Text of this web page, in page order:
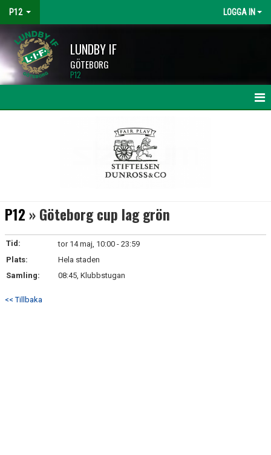
P12 LOGGA IN
LUNDBY IF
GÖTEBORG
P12
DOKUMENT
KONTAKT
P12 » Göteborg cup lag grön
Tid:
tor 14 maj, 10:00 - 23:59
Plats:
Hela staden
Samling:
08:45, Klubbstugan
<< Tillbaka